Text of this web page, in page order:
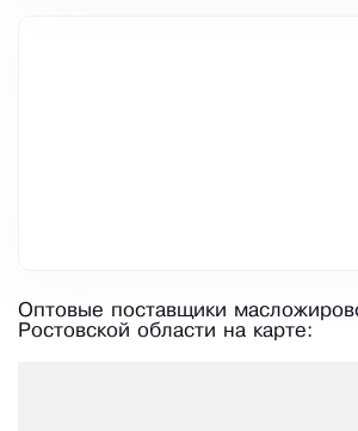
Оптовые поставщики
Ростовской области на карте: